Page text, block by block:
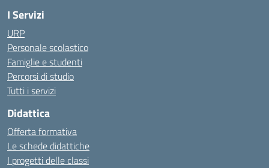
I Servizi
URP
Personale scolastico
Famiglie e studenti
Percorsi di studio
Tutti i servizi
Didattica
Offerta formativa
Le schede didattiche
I progetti delle classi